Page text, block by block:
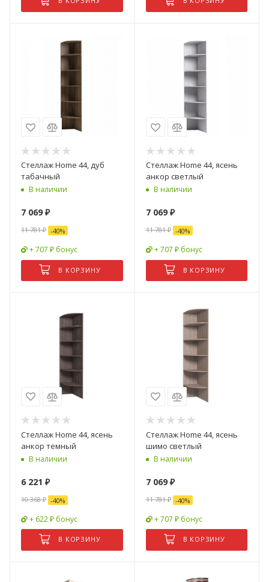
Стеллаж Home 44, дуб
табачный
В наличии
7 069 ₽
11 781₽ -40%
+ 707 ₽ бонус
В КОРЗИНУ
Стеллаж Home 44, ясень
анкор светлый
В наличии
7 069₽
11 781₽ -40%
+ 707 ₽ бонус
В КОРЗИНУ
Стеллаж Home 44, ясень
анкор темный
В наличии
6 221 ₽
10 368₽ -40%
+ 622 ₽ бонус
В КОРЗИНУ
Стеллаж Home 44, ясень
шимо светлый
В наличии
7 069₽
11 781₽ -40%
+ 707 ₽ бонус
В КОРЗИНУ